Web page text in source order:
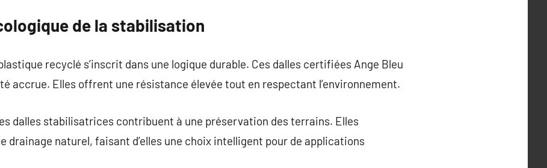
de la stabilisation
recyclé s’inscrit dans une logique durable. Ces dalles certifiées Ange Bleu
accrue. Elles offrent une résistance élevée tout en respectant l’environnement.
dalles stabilisatrices contribuent à une préservation des terrains. Elles
drainage naturel, faisant d’elles une choix intelligent pour de applications